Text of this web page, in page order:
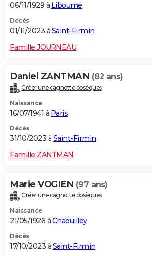
06/11/1929 à Libourne
Décès
01/11/2023 à Saint-Firmin
Famille JOURNEAU
Daniel ZANTMAN (82 ans)
Créer une cagnotte obsèques
Naissance
16/07/1941 à Paris
Décès
31/10/2023 à Saint-Firmin
Famille ZANTMAN
Marie VOGIEN (97 ans)
Créer une cagnotte obsèques
Naissance
21/05/1926 à Chaouilley
Décès
17/10/2023 à Saint-Firmin